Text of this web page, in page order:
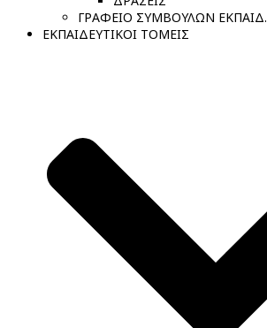
ΓΡΑΦΕΙΟ ΣΥΜΒΟΥΛΩΝ ΕΚΠΑΙΔ.
ΕΚΠΑΙΔΕΥΤΙΚΟΙ ΤΟΜΕΙΣ